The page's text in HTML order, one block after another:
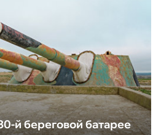
й береговой батарее